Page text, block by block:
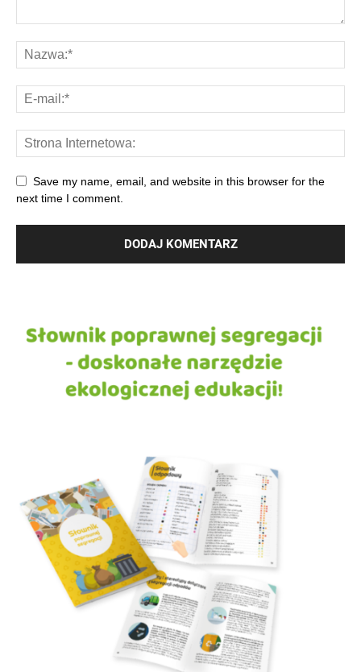
Save my name, email, and website in this browser for the
next time I comment.